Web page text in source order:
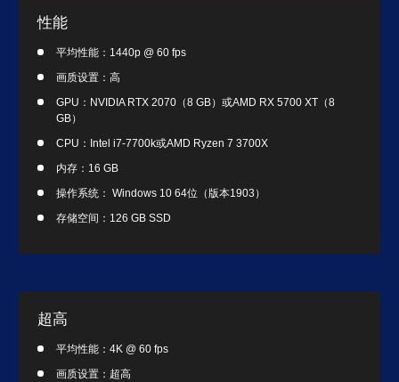
性能
平均性能：1440p @ 60 fps
画质设置：高
GPU：NVIDIA RTX 2070（8 GB）或AMD RX 5700 XT（8
GB）
CPU：Intel i7-7700k或AMD Ryzen 7 3700X
内存：16 GB
操作系统： Windows 10 64位（版本1903）
存储空间：126 GB SSD
超高
平均性能：4K @ 60 fps
画质设置：超高